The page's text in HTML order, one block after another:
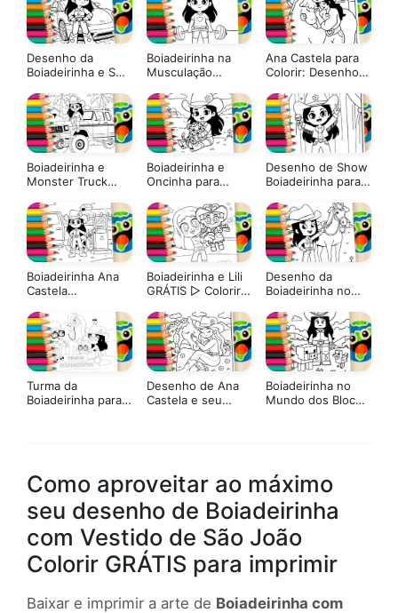
Desenho da
Boiadeirinha e Seu
Colorir: Pinte
Online ou Imprima
Grátis
Boiadeirinha na
Musculação
Online
Ana Castela para
Colorir: Desenho
Boiadeirinha e
Monster Truck
GRÁTIS ▷ Pinte no
Celular
Boiadeirinha e
Oncinha para
Pinte no Celular
Desenho de Show
Boiadeirinha para
Online ou Imprima
em PDF Grátis
Boiadeirinha Ana
Castela
GRÁTIS ▷ Pinte no
Celular
Boiadeirinha e Lili
GRÁTIS ▷ Colorir
Desenho da
Boiadeirinha no
Colorir: Pinte
Online ou Imprima
Grátis
Turma da
Boiadeirinha para
Desenho de Ana
Castela e seu
Boiadeirinha no
Mundo dos Blocos
Como aproveitar ao máximo
seu desenho de Boiadeirinha
com Vestido de São João
Colorir GRÁTIS para imprimir
Baixar e imprimir a arte de Boiadeirinha com